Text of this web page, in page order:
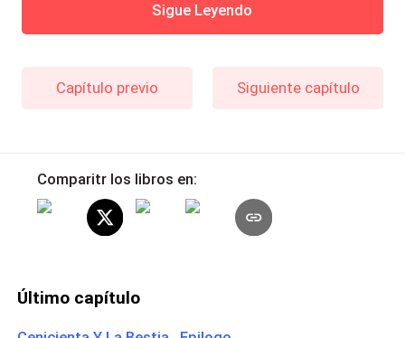
Sigue Leyendo
Capítulo previo Siguiente capítulo
Comparitr los libros en:
Último capítulo